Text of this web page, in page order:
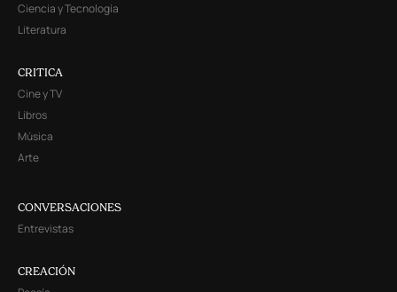
Ciencia y Tecnología
Literatura
CRITICA
Cine y TV
Libros
Música
Arte
CONVERSACIONES
Entrevistas
CREACIÓN